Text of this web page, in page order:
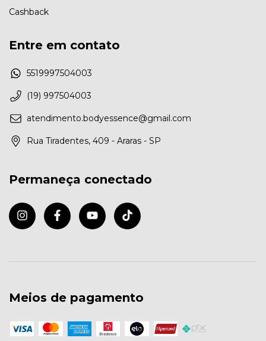
Cashback
Entre em contato
5519997504003
(19) 997504003
atendimento.bodyessence@gmail.com
Rua Tiradentes, 409 - Araras - SP
Permaneça conectado
Meios de pagamento